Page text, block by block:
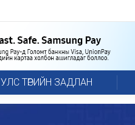
УЛС ТӨРИЙН ЗАДЛАН